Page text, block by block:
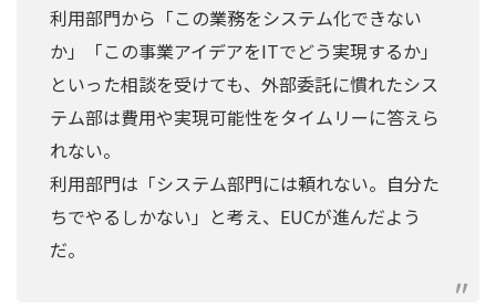
利用部門から「この業務をシステム化できない
か」「この事業アイデアをITでどう実現するか」
といった相談を受けても、外部委託に慣れたシス
テム部は費用や実現可能性をタイムリーに答えら
れない。
利用部門は「システム部門には頼れない。自分た
ちでやるしかない」と考え、EUCが進んだよう
だ。